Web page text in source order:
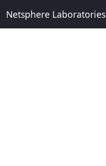
Netsphere Laboratories